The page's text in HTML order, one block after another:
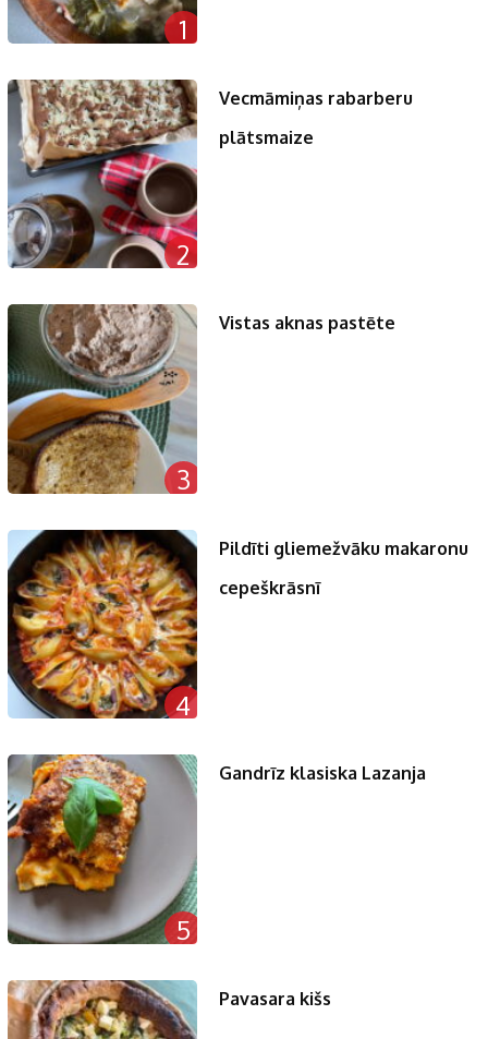
1
2
Vecmāmiņas rabarberu
plātsmaize
3
Vistas aknas pastēte
4
Pildīti gliemežvāku makaronu
cepeškrāsnī
5
Gandrīz klasiska Lazanja
Pavasara kišs